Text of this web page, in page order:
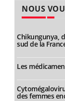
NOUS
Chikungunya,
sud de la
Les
des femmes